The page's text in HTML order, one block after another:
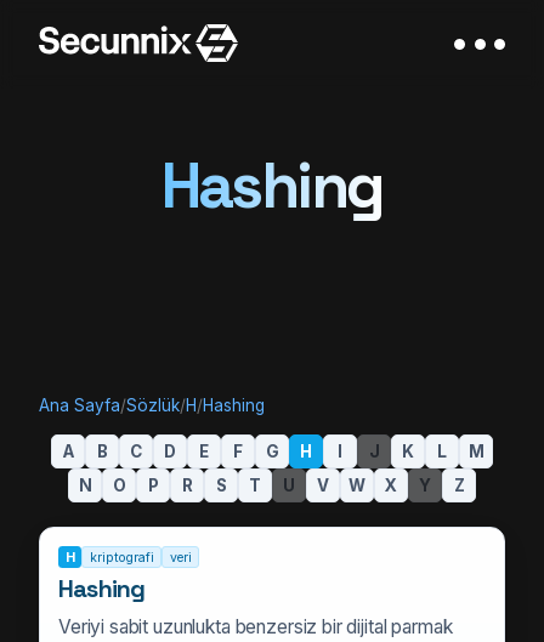
Hashing
Ana Sayfa/Sözlük/H/Hashing
A B C D E F G H J K L
M
N
O P R S T U V W X Y Z
H kriptografi veri
Hashing
Veriyi sabit uzunlukta benzersiz bir dijital parmak